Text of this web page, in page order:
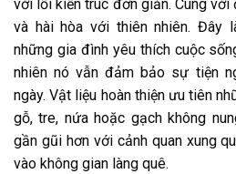
với lối kiến trúc đơn giản. Cùng
và hài hòa với thiên nhiên. Đây
những gia đình yêu thích cuộc
nhiên nó vẫn đảm bảo sự tiện
ngày. Vật liệu hoàn thiện ưu tiên
gỗ, tre, nứa hoặc gạch không
gần gũi hơn với cảnh quan xung
vào không gian làng quê.